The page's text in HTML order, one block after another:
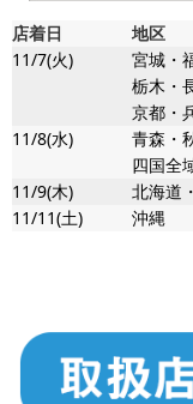
店着日
11/7(火)
11/8(水)
11/9(木)
11/11(土)
地区
宮城・
栃木・
京都・
青森・
四国全
北海道
沖縄